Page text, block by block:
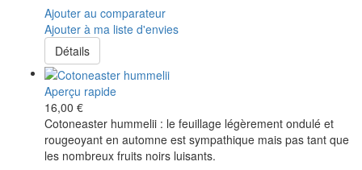
Ajouter au comparateur
Ajouter à ma liste d'envies
Détails
Aperçu rapide
16,00 €
Cotoneaster hummelii : le feuillage légèrement ondulé et
rougeoyant en automne est sympathique mais pas tant que
les nombreux fruits noirs luisants.